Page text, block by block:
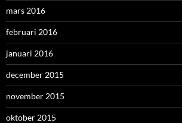
mars 2016
februari 2016
januari 2016
december 2015
november 2015
oktober 2015